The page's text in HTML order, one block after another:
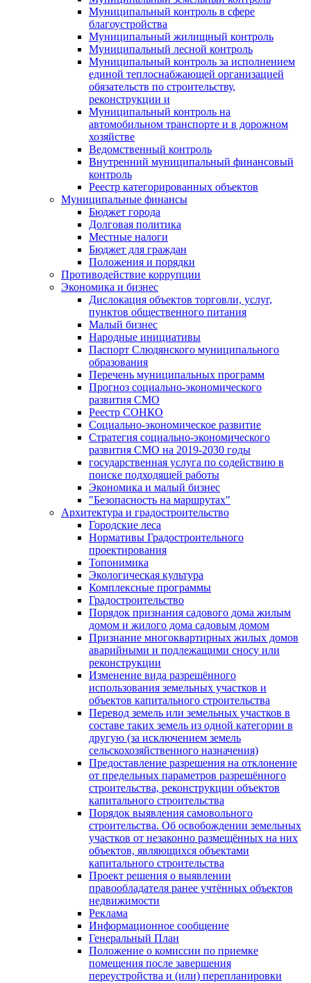
Муниципальный контроль в сфере
благоустройства
Муниципальный жилищный контроль
Муниципальный лесной контроль
Муниципальный контроль за исполнением
единой теплоснабжающей организацией
обязательств по строительству,
реконструкции и
Муниципальный контроль на
автомобильном транспорте и в дорожном
хозяйстве
Ведомственный контроль
Внутренний муниципальный финансовый
контроль
Реестр категорированных объектов
Муниципальные финансы
Бюджет города
Долговая политика
Местные налоги
Бюджет для граждан
Положения и порядки
Противодействие коррупции
Экономика и бизнес
Дислокация объектов торговли, услуг,
пунктов общественного питания
Малый бизнес
Народные инициативы
Паспорт Слюдянского муниципального
образования
Перечень муниципальных программ
Прогноз социально-экономического
развития СМО
Реестр СОНКО
Социально-экономическое развитие
Стратегия социально-экономического
развития СМО на 2019-2030 годы
государственная услуга по содействию в
поиске подходящей работы
Экономика и малый бизнес
"Безопасность на маршрутах"
Архитектура и градостроительство
Городские леса
Нормативы Градостроительного
проектирования
Топонимика
Экологическая культура
Комплексные программы
Градостроительство
Порядок признания садового дома жилым
домом и жилого дома садовым домом
Признание многоквартирных жилых домов
аварийными и подлежащими сносу или
реконструкции
Изменение вида разрешённого
использования земельных участков и
объектов капитального строительства
Перевод земель или земельных участков в
составе таких земель из одной категории в
другую (за исключением земель
сельскохозяйственного назначения)
Предоставление разрешения на отклонение
от предельных параметров разрешённого
строительства, реконструкции объектов
капитального строительства
Порядок выявления самовольного
строительства. Об освобождении земельных
участков от незаконно размещённых на них
объектов, являющихся объектами
капитального строительства
Проект решения о выявлении
правообладателя ранее учтённых объектов
недвижимости
Реклама
Информационное сообщение
Генеральный План
Положение о комиссии по приемке
помещения после завершения
переустройства и (или) перепланировки